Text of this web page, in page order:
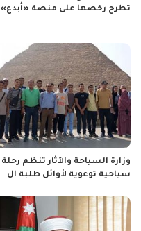
تطرح رخصها على منصة «أبدع»
وزارة السياحة والآثار تنظم رحلة
سياحية توعوية لأوائل طلبة ال